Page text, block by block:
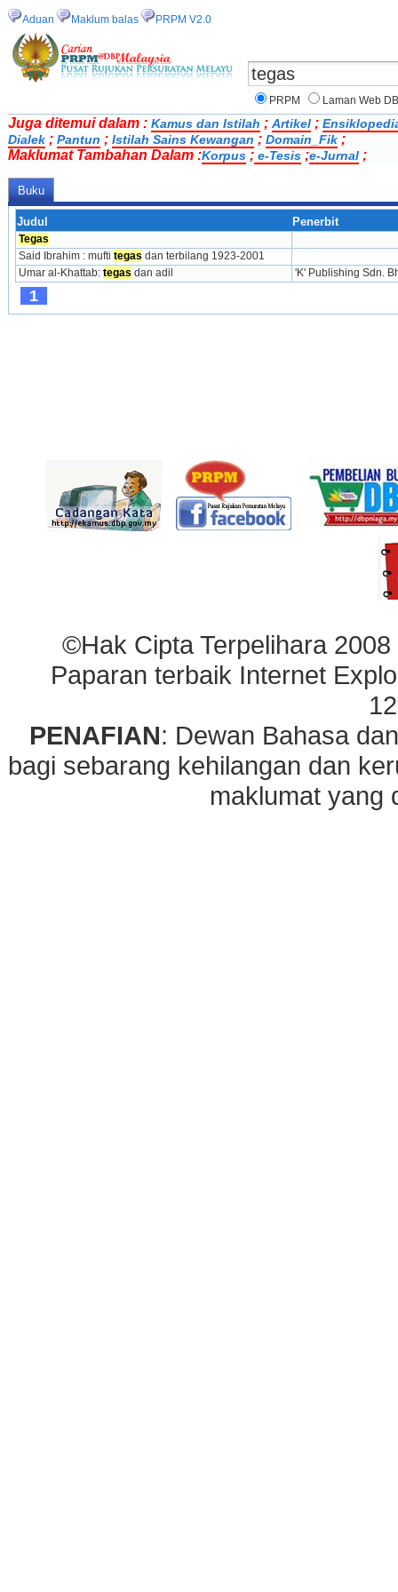
Aduan Maklum balas PRPM V2.0
PRPM Laman Web
Juga ditemui dalam : Kamus dan Istilah ; Artikel ;
Dialek ; Pantun ; Istilah Sains Kewangan ; Domain_Fik ;
Maklumat Tambahan Dalam :Korpus ; e-Tesis ;e-Jurnal ;
Buku
Judul Penerbit
Tegas
Said Ibrahim : mufti tegas dan terbilang 1923-2001
Umar al-Khattab: tegas dan adil 'K' Publishing Sdn.
1
©Hak Cipta Terpelihara
Paparan terbaik Internet
PENAFIAN: Dewan Bahasa
bagi sebarang kehilangan dan
maklumat yang